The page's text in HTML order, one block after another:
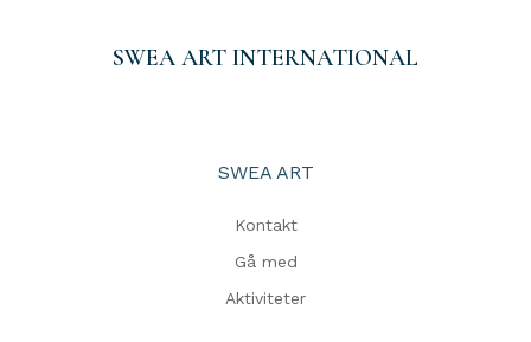
SWEA ART INTERNATIONAL
SWEA ART
Kontakt
Gå med
Aktiviteter